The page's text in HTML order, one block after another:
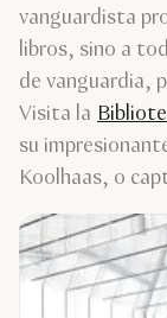
vanguardista
libros, sino a
de vanguardia,
Visita la
su
Koolhaas, o